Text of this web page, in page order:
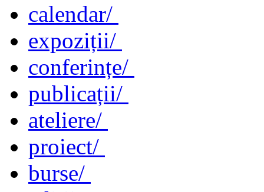
calendar/
expoziții/
conferințe/
publicații/
ateliere/
proiect/
burse/